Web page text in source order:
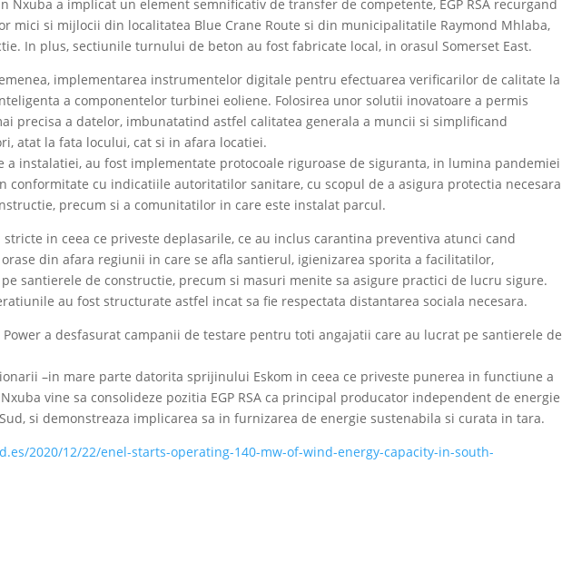
Nxuba a implicat un element semnificativ de transfer de competente, EGP RSA recurgand
mici si mijlocii din localitatea Blue Crane Route si din municipalitatile Raymond Mhlaba,
In plus, sectiunile turnului de beton au fost fabricate local, in orasul Somerset East.
implementarea instrumentelor digitale pentru efectuarea verificarilor de calitate la
a componentelor turbinei eoliene. Folosirea unor solutii inovatoare a permis
precisa a datelor, imbunatatind astfel calitatea generala a muncii si simplificand
atat la fata locului, cat si in afara locatiei.
a instalatiei, au fost implementate protocoale riguroase de siguranta, in lumina pandemiei
conformitate cu indicatiile autoritatilor sanitare, cu scopul de a asigura protectia necesara
precum si a comunitatilor in care este instalat parcul.
in ceea ce priveste deplasarile, ce au inclus carantina preventiva atunci cand
din afara regiunii in care se afla santierul, igienizarea sporita a facilitatilor,
santierele de constructie, precum si masuri menite sa asigure practici de lucru sigure.
au fost structurate astfel incat sa fie respectata distantarea sociala necesara.
Power a desfasurat campanii de testare pentru toti angajatii care au lucrat pe santierele de
–in mare parte datorita sprijinului Eskom in ceea ce priveste punerea in functiune a
vine sa consolideze pozitia EGP RSA ca principal producator independent de energie
si demonstreaza implicarea sa in furnizarea de energie sustenabila si curata in tara.
2020/12/22/enel-starts-operating-140-mw-of-wind-energy-capacity-in-south-